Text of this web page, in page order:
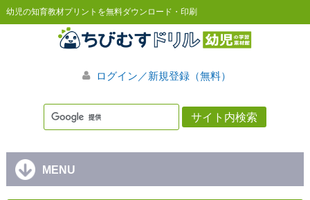
幼児の知育教材プリントを無料ダウンロード・印刷
ログイン／新規登録（無料）
MENU